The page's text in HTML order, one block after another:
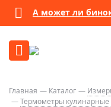
А может ли
Главная Каталог
Термометры